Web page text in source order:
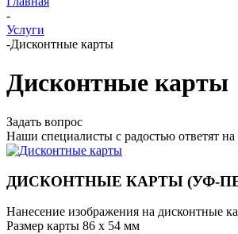
-
Услуги
-Дисконтные карты
Дисконтные карты
Задать вопрос
Наши специалисты с радостью ответят
ДИСКОНТНЫЕ КАРТЫ (УФ-
Нанесение изображения на дисконтные
Размер карты 86 х 54 мм